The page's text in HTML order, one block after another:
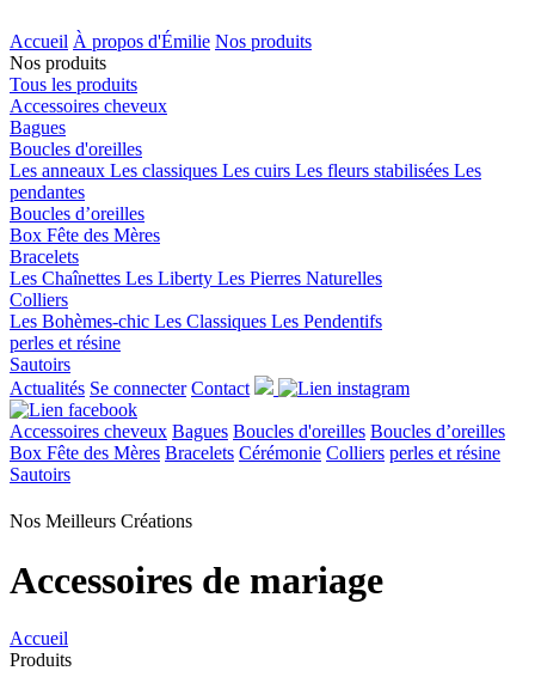
Accueil À propos d'Émilie Nos produits
Nos produits
Tous les produits
Accessoires cheveux
Bagues
Boucles d'oreilles
Les anneaux Les classiques Les cuirs Les fleurs stabilisées Les
pendantes
Boucles d’oreilles
Box Fête des Mères
Bracelets
Les Chaînettes Les Liberty Les Pierres Naturelles
Colliers
Les Bohèmes-chic Les Classiques Les Pendentifs
perles et résine
Sautoirs
Actualités Se connecter Contact
Accessoires cheveux Bagues Boucles d'oreilles Boucles d’oreilles
Box Fête des Mères Bracelets Cérémonie Colliers perles et résine
Sautoirs
Nos Meilleurs Créations
Accessoires de mariage
Accueil
Produits